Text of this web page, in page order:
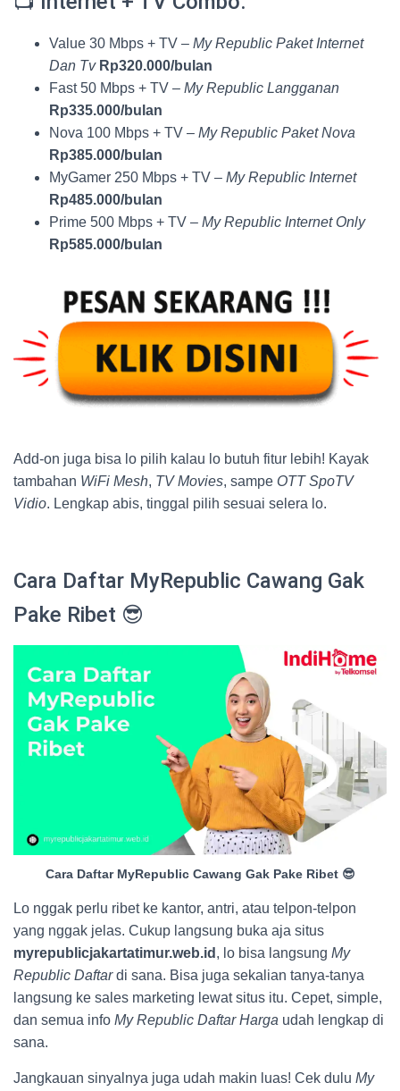
Value 30 Mbps + TV – My Republic Paket Internet
Dan Tv Rp320.000/bulan
Fast 50 Mbps + TV – My Republic Langganan
Rp335.000/bulan
Nova 100 Mbps + TV – My Republic Paket Nova
Rp385.000/bulan
MyGamer 250 Mbps + TV – My Republic Internet
Rp485.000/bulan
Prime 500 Mbps + TV – My Republic Internet Only
Rp585.000/bulan
Add-on juga bisa lo pilih kalau lo butuh fitur lebih! Kayak
tambahan WiFi Mesh, TV Movies, sampe OTT SpoTV
Vidio. Lengkap abis, tinggal pilih sesuai selera lo.
Cara Daftar MyRepublic Cawang Gak
Pake Ribet 😎
Cara Daftar MyRepublic Cawang Gak Pake Ribet 😎
Lo nggak perlu ribet ke kantor, antri, atau telpon-telpon
yang nggak jelas. Cukup langsung buka aja situs
myrepublicjakartatimur.web.id , lo bisa langsung My
Republic Daftardi sana. Bisa juga sekalian tanya-tanya
langsung ke sales marketing lewat situs itu. Cepet, simple,
dan semua info My Republic Daftar Harga udah lengkap di
sana.
Jangkauan sinyalnya juga udah makin luas! Cek dulu My